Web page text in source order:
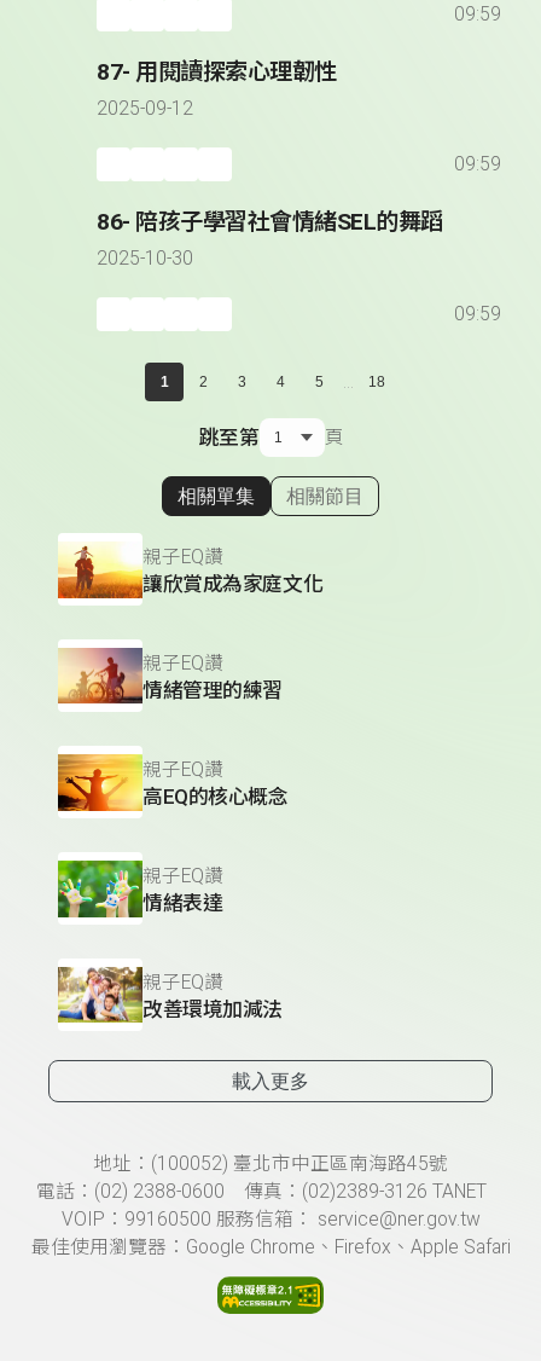
09:59
87- 用閱讀探索心理韌性
2025-09-12
09:59
86- 陪孩子學習社會情緒SEL的舞蹈
2025-10-30
09:59
1 2 3 4 5 ... 18
跳至第 頁
顯示相關單集
相關單集 相關節目
親子EQ讚
讓欣賞成為家庭文化
親子EQ讚
情緒管理的練習
親子EQ讚
高EQ的核心概念
親子EQ讚
情緒表達
親子EQ讚
改善環境加減法
載入更多
頁尾資訊地址：(100052) 臺北市中正區南海路45號
電話：(02) 2388-0600 傳真：(02)2389-3126 TANET
VOIP：99160500 服務信箱： service@ner.gov.tw
最佳使用瀏覽器：Google Chrome、Firefox、Apple Safari